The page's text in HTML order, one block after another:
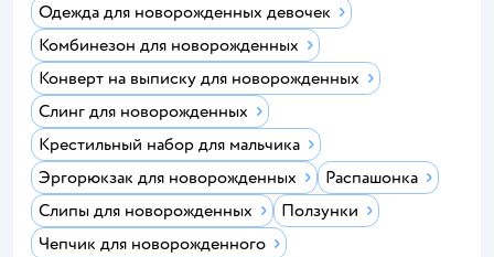
Одежда для новорожденных девочек
Комбинезон для новорожденных
Конверт на выписку для новорожденных
Слинг для новорожденных
Крестильный набор для мальчика
Эргорюкзак для новорожденных
Распашонка
Слипы для новорожденных
Ползунки
Чепчик для новорожденного